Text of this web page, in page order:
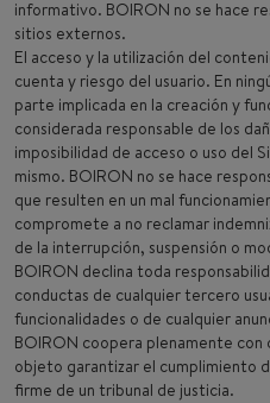
informativo. BOIRON no se hace
sitios externos.
El acceso y la utilización del
cuenta y riesgo del usuario. En
parte implicada en la creación y
considerada responsable de los
imposibilidad de acceso o uso del
mismo. BOIRON no se hace
que resulten en un mal
compromete a no reclamar
de la interrupción, suspensión o
BOIRON declina toda
conductas de cualquier tercero
funcionalidades o de cualquier
BOIRON coopera plenamente
objeto garantizar el cumplimiento
firme de un tribunal de justicia.